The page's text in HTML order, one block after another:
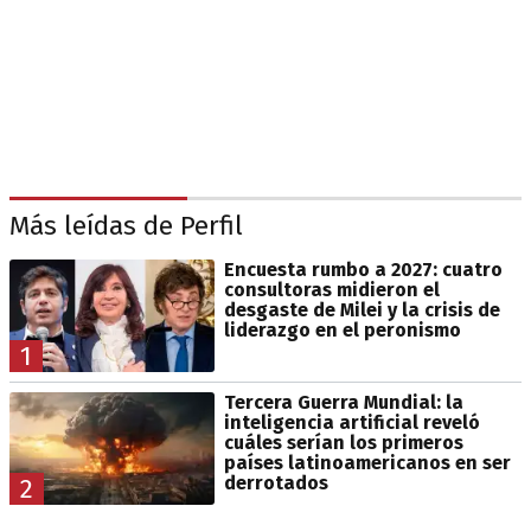
Más leídas de Perfil
1
Encuesta rumbo a 2027: cuatro
consultoras midieron el
desgaste de Milei y la crisis de
liderazgo en el peronismo
2
Tercera Guerra Mundial: la
inteligencia artificial reveló
cuáles serían los primeros
países latinoamericanos en ser
derrotados